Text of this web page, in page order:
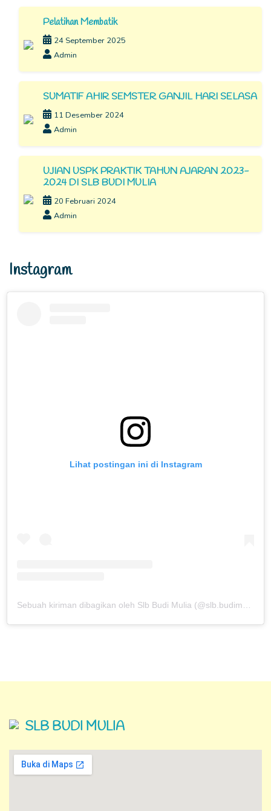
Pelatihan Membatik
24 September 2025
Admin
SUMATIF AHIR SEMSTER GANJIL HARI SELASA
11 Desember 2024
Admin
UJIAN USPK PRAKTIK TAHUN AJARAN 2023-
2024 DI SLB BUDI MULIA
20 Februari 2024
Admin
Instagram
Lihat postingan ini di Instagram
Sebuah kiriman dibagikan oleh Slb Budi Mulia (@slb.budimulia)
SLB BUDI MULIA